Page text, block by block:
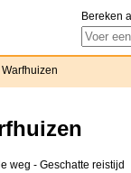
Bereken
weg - Geschatte reistijd